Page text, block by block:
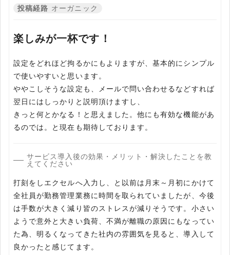
投稿経路 オーガニック
楽しみが一杯です！
設定をどれほど拘るかにもよりますが、基本的にシンプル
で使いやすいと思います。
ややこしそうな設定も、メールで問い合わせるなどすれば
翌日にはしっかりと説明頂けますし、
きっと何とかなる！と思えました。他にも有効な機能があ
サービス導入後の効果・メリット・解決したことを教
えてください
打刻をしエクセルへ入力し、と以前は月末～月初にかけて
全社員が勤務管理業務に時間を取られていましたが、今後
は手数が大きく減り皆のストレスが減りそうです。小さい
ようで意外と大きい負荷、不満が離職の原因にもなってい
た為、明るくなってきた社内の雰囲気を見ると、導入して